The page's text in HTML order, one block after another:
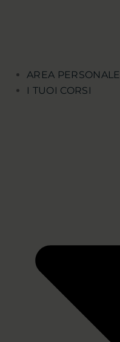
AREA PERSONALE
I TUOI CORSI